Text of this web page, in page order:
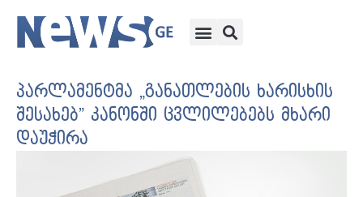
პარლამენტმა „განათლების ხარისხის
შესახებ” კანონში ცვლილებებს მხარი
დაუჭირა